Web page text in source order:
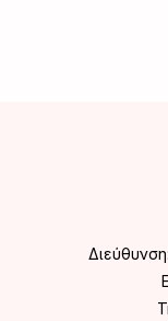
Διεύθυνση: